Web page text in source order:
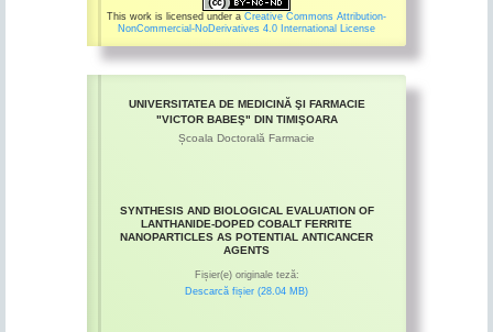
This work is licensed under a Creative Commons Attribution-
NonCommercial-NoDerivatives 4.0 International License
UNIVERSITATEA DE MEDICINĂ ŞI FARMACIE
"VICTOR BABEŞ" DIN TIMIŞOARA
Școala Doctorală Farmacie
SYNTHESIS AND BIOLOGICAL EVALUATION OF
LANTHANIDE-DOPED COBALT FERRITE
NANOPARTICLES AS POTENTIAL ANTICANCER
AGENTS
Fișier(e) originale teză:
Descarcă fișier (28.04 MB)